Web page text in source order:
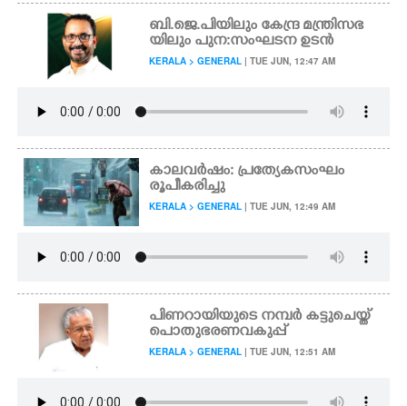
ബി.ജെ.പിയിലും കേന്ദ്ര മന്ത്രിസഭ
യിലും പുന:സംഘടന ഉടൻ
KERALA > GENERAL | TUE JUN, 12:47 AM
കാലവർഷം: പ്രത്യേകസംഘം
രൂപീകരിച്ചു
KERALA > GENERAL | TUE JUN, 12:49 AM
പിണറായിയുടെ നമ്പർ കട്ടുചെയ്ത്
പൊതുഭരണവകുപ്പ്
KERALA > GENERAL | TUE JUN, 12:51 AM